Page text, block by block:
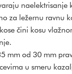
naelektrisanje
za ležernu ravnu
čini kosu
mm od 30 mm
u smeru